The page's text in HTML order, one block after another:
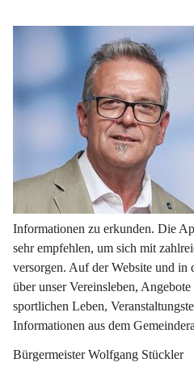
Informationen zu erkunden. Die
sehr empfehlen, um sich mit
versorgen. Auf der Website und in
über unser Vereinsleben,
sportlichen Leben,
Informationen aus dem
Bürgermeister Wolfgang Stückler